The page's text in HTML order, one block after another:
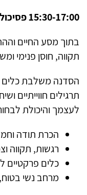
15:30-17:00 פסיכולוגיה חיובית וסרטן
בתוך מסע החיים
תקווה, חוסן פנימי
הסדנה משלבת כלים
תרגילים חווייתיים
לעצמך והיכולת
הכרת תודה
רגשות, תקווה
כלים פרקטיים
מרחב נשי